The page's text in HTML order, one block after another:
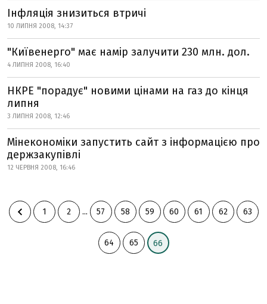
Інфляція знизиться втричі
10 ЛИПНЯ 2008, 14:37
"Київенерго" має намір залучити 230 млн. дол.
4 ЛИПНЯ 2008, 16:40
НКРЕ "порадує" новими цінами на газ до кінця
липня
3 ЛИПНЯ 2008, 12:46
Мінекономіки запустить сайт з інформацією про
держзакупівлі
12 ЧЕРВНЯ 2008, 16:46
1 2 ... 57 58 59 60 61 62 63
64 65 66